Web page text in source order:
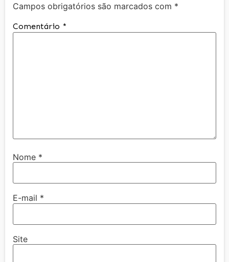
Campos obrigatórios são marcados com *
Comentário *
Nome *
E-mail *
Site